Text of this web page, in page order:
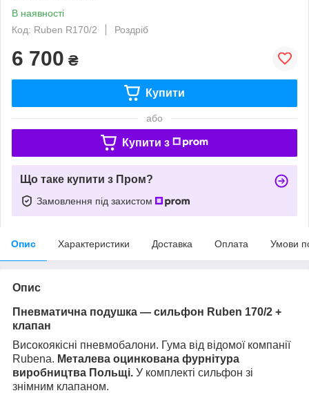
В наявності
Код: Ruben R170/2
Роздріб
6 700 ₴
Купити
або
Купити з
Що таке купити з Пром?
Замовлення під захистом
Опис Характеристики Доставка Оплата Умови
Опис
Пневматична подушка — сильфон Ruben 170/2 +
клапан
Високоякісні пневмобалони. Гума від відомої компанії
Rubena. Металева оцинкована фурнітура
виробництва Польщі. У комплекті сильфон зі
знімним клапаном.